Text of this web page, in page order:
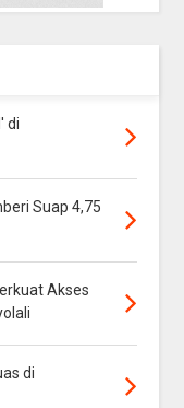
di
Suap 4,75
Akses
di